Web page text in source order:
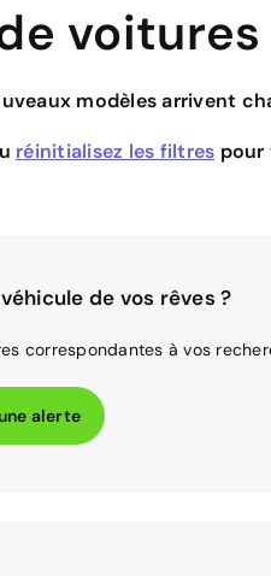
modèles arrivent
réinitialisez les filtres pour
de vos rêves ?
correspondantes à vos
alerte